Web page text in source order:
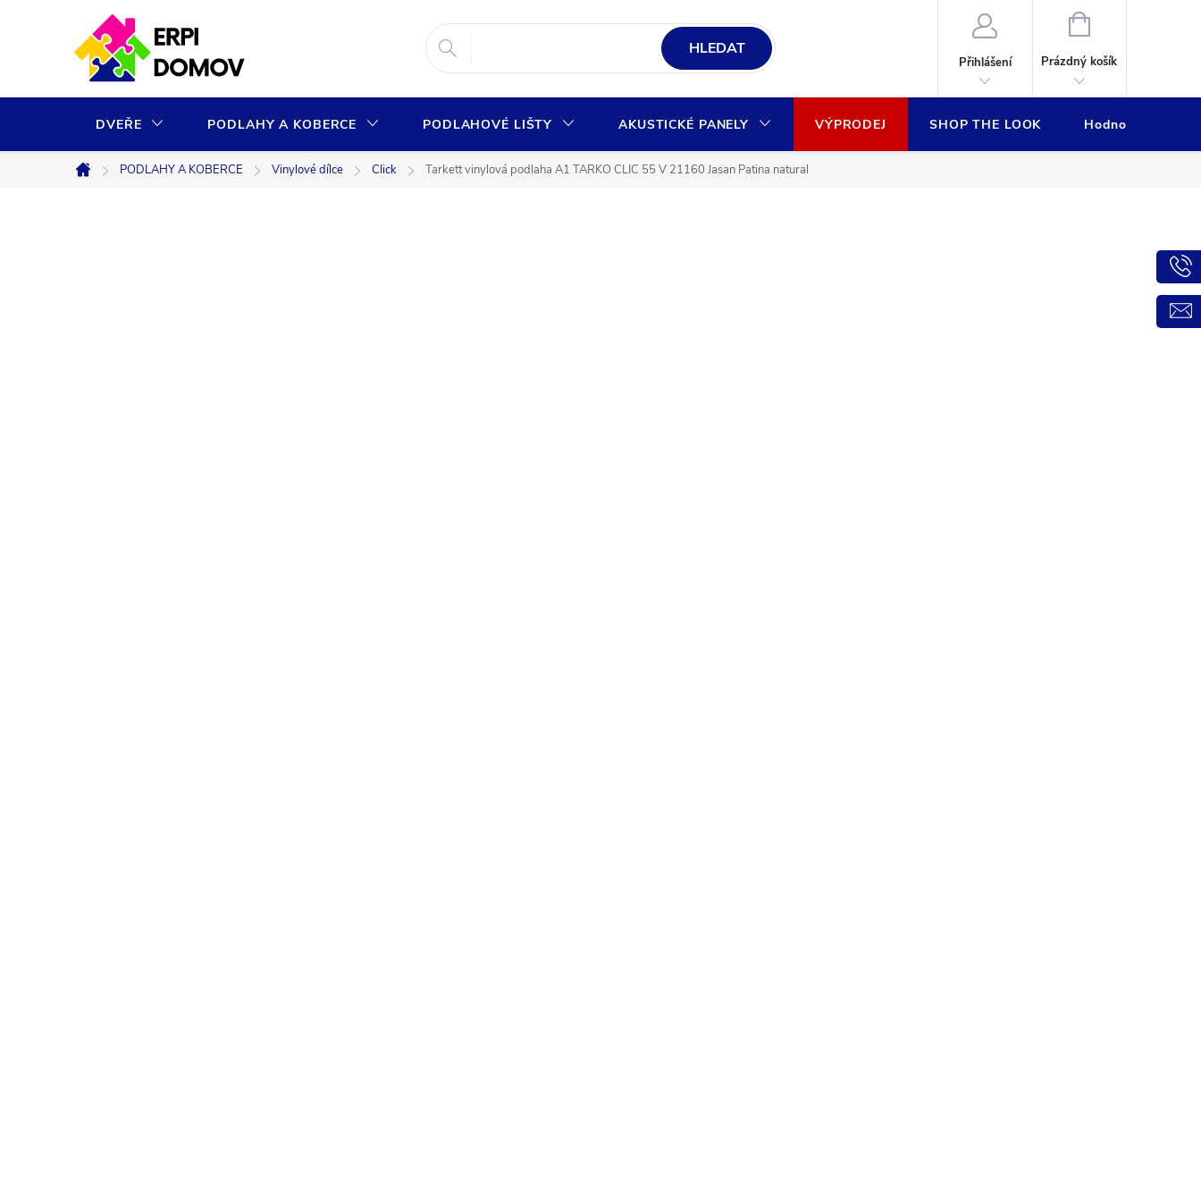
HLEDAT
Přihlášení
NÁKUPNÍ
Prázdný košík
DVEŘE PODLAHY A KOBERCE PODLAHOVÉ LIŠTY AKUSTICKÉ PANELY VÝPRODEJ SHOP THE LOOK Hodnocení
Domů
PODLAHY A KOBERCE Vinylové dílce Click Tarkett vinylová podlaha A1 TARKO CLIC 55 V 21160 Jasan Patina natural